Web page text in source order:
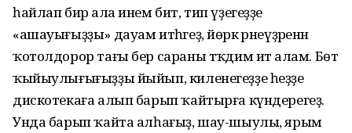
һайлап бирә ала инем бит, тип үҙегеҙҙе
«ашауығыҙҙы» дауам итһәгеҙ, йөрәк әрнеүҙәренән
ҡотолдорор тағы бер сараны тәҡдим итә алам. Бөтә
ҡы­йыулығығыҙҙы йыйып, киленегеҙҙе һеҙҙе
дискотекаға алып барып ҡайтырға күндерегеҙ.
Унда барып ҡайта алһағыҙ, шау-шыулы, ярым